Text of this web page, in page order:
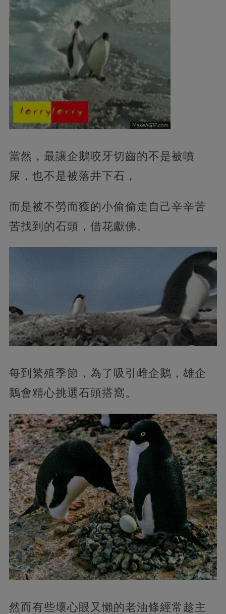
當然，最讓企鵝咬牙切齒的不是被噴
屎，也不是被落井下石，
而是被不勞而獲的小偷偷走自己辛辛苦
苦找到的石頭，借花獻佛。
每到繁殖季節，為了吸引雌企鵝，雄企
鵝會精心挑選石頭搭窩。
然而有些壞心眼又懶的老油條經常趁主